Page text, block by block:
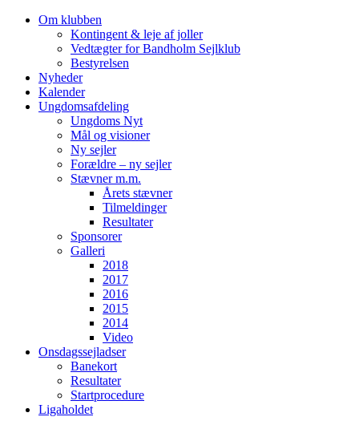
VidereOm klubben
Kontingent & leje af joller
Vedtægter for Bandholm Sejlklub
Bestyrelsen
Nyheder
Kalender
Ungdomsafdeling
Ungdoms Nyt
Mål og visioner
Ny sejler
Forældre – ny sejler
Stævner m.m.
Årets stævner
Tilmeldinger
Resultater
Sponsorer
Galleri
2018
2017
2016
2015
2014
Video
Onsdagssejladser
Banekort
Resultater
Startprocedure
Ligaholdet